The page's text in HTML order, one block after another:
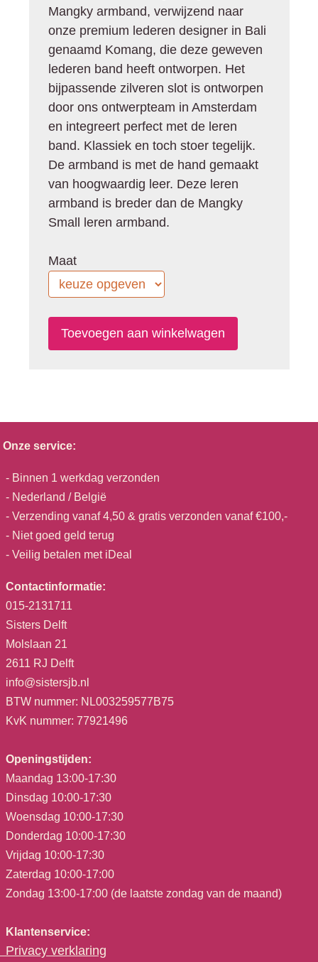
Mangky armband, verwijzend naar
onze premium lederen designer in Bali
genaamd Komang, die deze geweven
lederen band heeft ontworpen. Het
bijpassende zilveren slot is ontworpen
door ons ontwerpteam in Amsterdam
en integreert perfect met de leren
band. Klassiek en toch stoer tegelijk.
De armband is met de hand gemaakt
van hoogwaardig leer. Deze leren
armband is breder dan de Mangky
Small leren armband.
Maat
Onze service:
- Binnen 1 werkdag verzonden
- Nederland / België
- Verzending vanaf 4,50 & gratis verzonden vanaf €100,-
- Niet goed geld terug
- Veilig betalen met iDeal
Contactinformatie:
015-2131711
Sisters Delft
Molslaan 21
2611 RJ Delft
info@sistersjb.nl
BTW nummer: NL003259577B75
KvK nummer: 77921496
Openingstijden:
Maandag 13:00-17:30
Dinsdag 10:00-17:30
Woensdag 10:00-17:30
Donderdag 10:00-17:30
Vrijdag 10:00-17:30
Zaterdag 10:00-17:00
Zondag 13:00-17:00 (de laatste zondag van de maand)
Klantenservice:
Privacy verklaring